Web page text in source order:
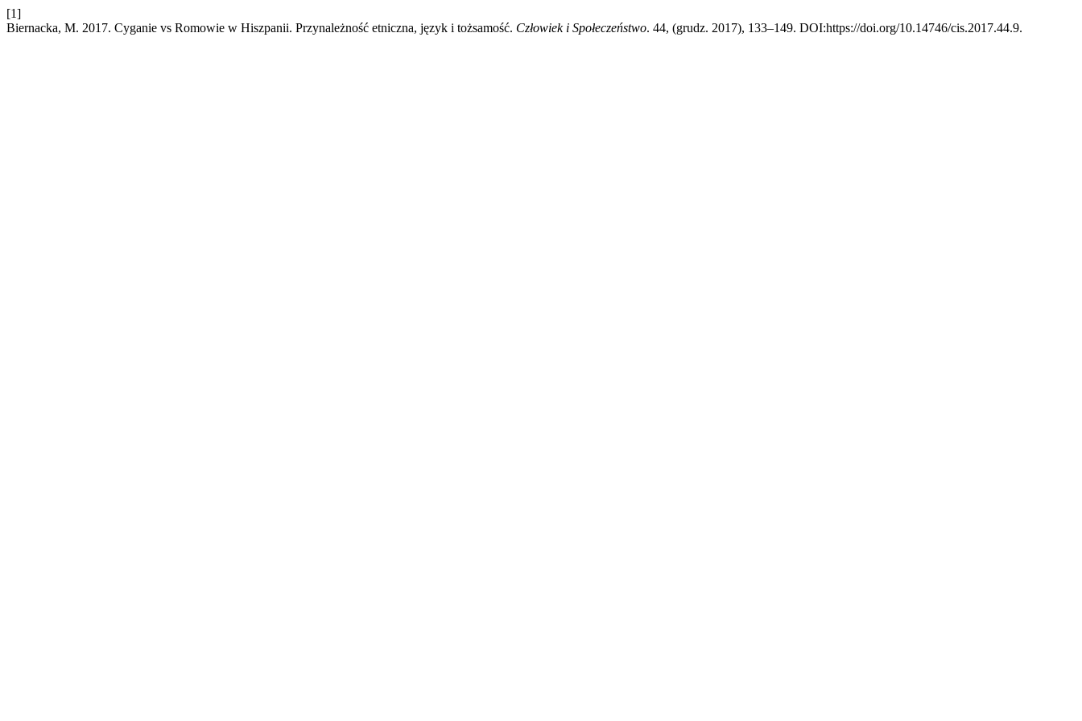
[1]
Biernacka, M. 2017. Cyganie vs Romowie w Hiszpanii. Przynależność etniczna, język i tożsamość. Człowiek i Społeczeństwo. 44, (grudz. 2017), 133–149. DOI:https://doi.org/10.14746/cis.2017.44.9.